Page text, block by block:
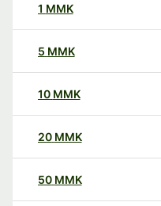
1 MMK
5 MMK
10 MMK
20 MMK
50 MMK